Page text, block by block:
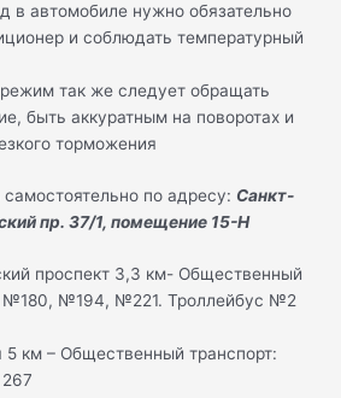
в автомобиле нужно обязательно
и соблюдать температурный
так же следует обращать
быть аккуратным на поворотах и
торможения
по адресу: Санкт-
пр. 37/1, помещение 15-Н
проспект 3,3 км- Общественный
№180, №194, №221. Троллейбус №2
5 км – Общественный транспорт: